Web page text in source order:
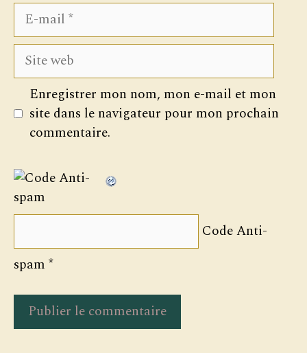
E-
mail
Site
web
Enregistrer mon nom, mon e-mail et mon
site dans le navigateur pour mon prochain
commentaire.
Code Anti-
spam *